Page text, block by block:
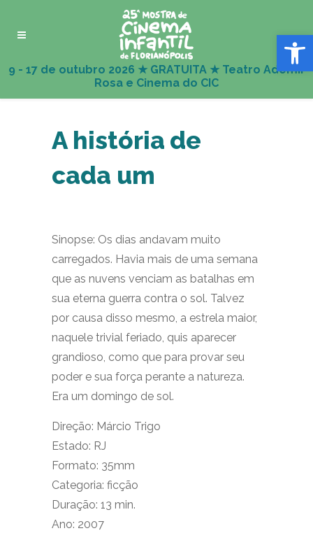
Abrir
A história de
cada um
Sinopse: Os dias andavam muito
carregados. Havia mais de uma semana
que as nuvens venciam as batalhas em
sua eterna guerra contra o sol. Talvez
por causa disso mesmo, a estrela maior,
naquele trivial feriado, quis aparecer
grandioso, como que para provar seu
poder e sua força perante a natureza.
Era um domingo de sol.
Direção: Márcio Trigo
Estado: RJ
Formato: 35mm
Categoria: ficção
Duração: 13 min.
Ano: 2007